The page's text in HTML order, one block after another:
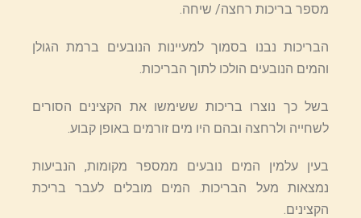
מספר בריכות רחצה/ שיחה.
הבריכות נבנו בסמוך למעיינות הנובעים ברמת הגולן
והמים הנובעים הולכו לתוך הבריכות.
בשל כך נוצרו בריכות ששימשו את הקצינים הסורים
לשחייה ולרחצה ובהם היו מים זורמים באופן קבוע.
בעין עלמין המים נובעים ממספר מקומות, הנביעות
נמצאות מעל הבריכות. המים מובלים לעבר בריכת
הקצינים.